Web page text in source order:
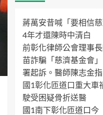
蔣萬安昔喊「要相信
4年才還陳時中清白
前彰化律師公會理事
苗詐騙「慈濟基金會
署起訴。醫師陳志金
國1彰化匝道口重大
駛受困疑骨折送醫
國1南下彰化匝道口今